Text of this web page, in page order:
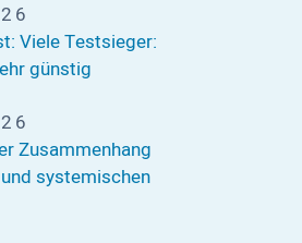
Viele Testsieger:
günstig
Zusammenhang
systemischen